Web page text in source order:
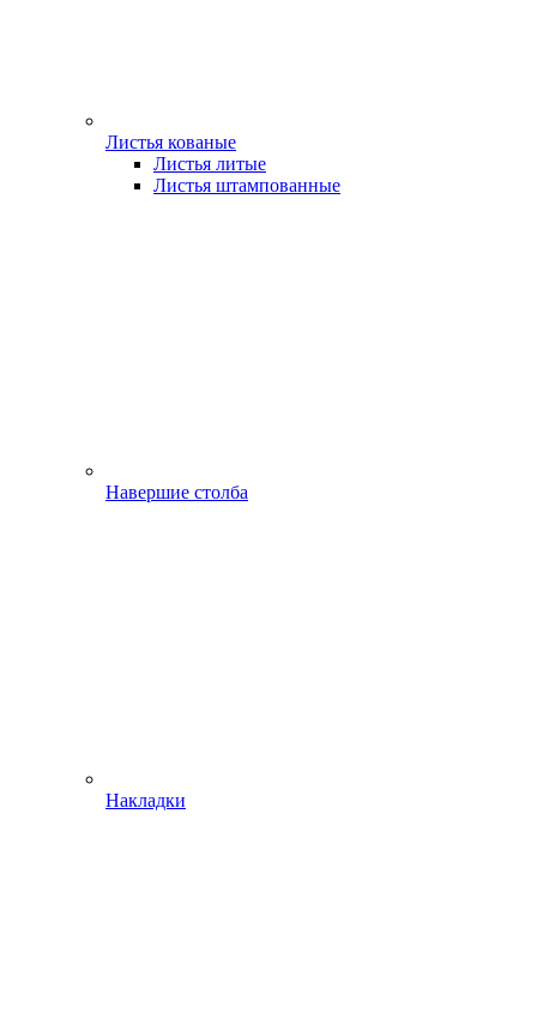
Листья кованые
Листья литые
Листья штампованные
Навершие столба
Накладки